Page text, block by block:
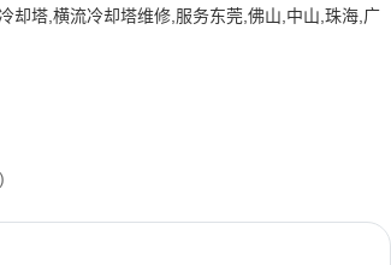
却塔,横流冷却塔维修,服务东莞,佛山,中山,珠海,广